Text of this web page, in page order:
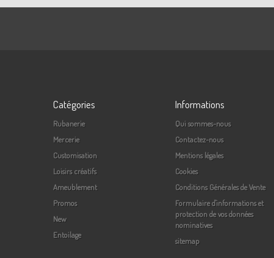
Catégories
Rubanerie
Mercerie
Customisation
Loisirs créatifs
Ameublement
Promos
New
Entoilage
Informations
Qui sommes-nous
Contactez-nous
Mentions légales
Cookies
Conditions Générales de Vente
Formulaire d'informations et
protection de vos données
nominatives
sitemap